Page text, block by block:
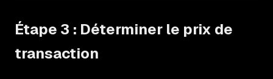
Étape 3 : Déterminer le prix de
transaction